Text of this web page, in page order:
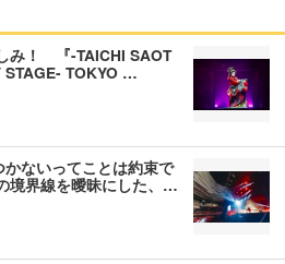
み！ 『-TAICHI SAOT
STAGE- TOKYO …
ないってことは約束で
境界線を曖昧にした、…